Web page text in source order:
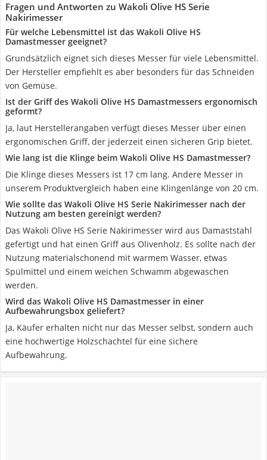
Fragen und Antworten zu Wakoli Olive HS Serie
Nakirimesser
Für welche Lebensmittel ist das Wakoli Olive HS
Damastmesser geeignet?
Grundsätzlich eignet sich dieses Messer für viele Lebensmittel.
Der Hersteller empfiehlt es aber besonders für das Schneiden
von Gemüse.
Ist der Griff des Wakoli Olive HS Damastmessers ergonomisch
geformt?
Ja, laut Herstellerangaben verfügt dieses Messer über einen
ergonomischen Griff, der jederzeit einen sicheren Grip bietet.
Wie lang ist die Klinge beim Wakoli Olive HS Damastmesser?
Die Klinge dieses Messers ist 17 cm lang. Andere Messer in
unserem Produktvergleich haben eine Klingenlänge von 20 cm.
Wie sollte das Wakoli Olive HS Serie Nakirimesser nach der
Nutzung am besten gereinigt werden?
Das Wakoli Olive HS Serie Nakirimesser wird aus Damaststahl
gefertigt und hat einen Griff aus Olivenholz. Es sollte nach der
Nutzung materialschonend mit warmem Wasser, etwas
Spülmittel und einem weichen Schwamm abgewaschen
werden.
Wird das Wakoli Olive HS Damastmesser in einer
Aufbewahrungsbox geliefert?
Ja, Käufer erhalten nicht nur das Messer selbst, sondern auch
eine hochwertige Holzschachtel für eine sichere
Aufbewahrung.